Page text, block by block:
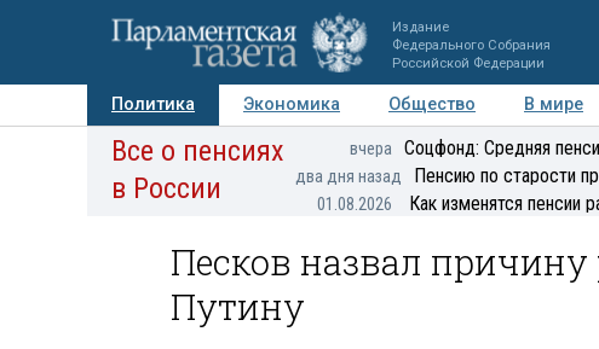
Издание
Федерального Собрания
Российской Федерации
Политика Экономика Общество В мире
Авторы Персоны Мнения Регионы
Все о пенсиях
в России
вчера Соцфонд: Средняя
два дня назад Пенсию по старости
01.08.2026 Как изменятся пенсии
Песков назвал
Путину